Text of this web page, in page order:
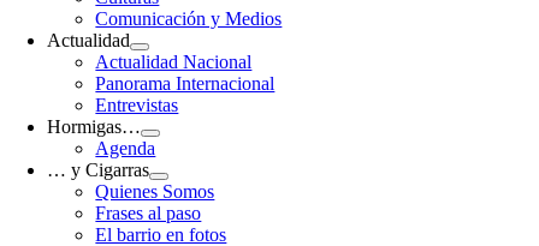
Comunicación y Medios
Actualidad
Actualidad Nacional
Panorama Internacional
Entrevistas
Hormigas…
Agenda
… y Cigarras
Quienes Somos
Frases al paso
El barrio en fotos